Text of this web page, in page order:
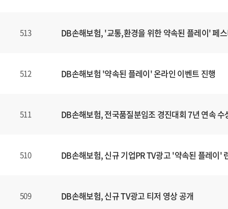
513 DB손해보험, '교통,환경을 위한 약속된 플레이' 페
512 DB손해보험 '약속된 플레이' 온라인 이벤트 진행
511 DB손해보험, 전국품질분임조 경진대회 7년 연속 수
510 DB손해보험, 신규 기업PR TV광고 '약속된 플레이'
509 DB손해보험, 신규 TV광고 티저 영상 공개